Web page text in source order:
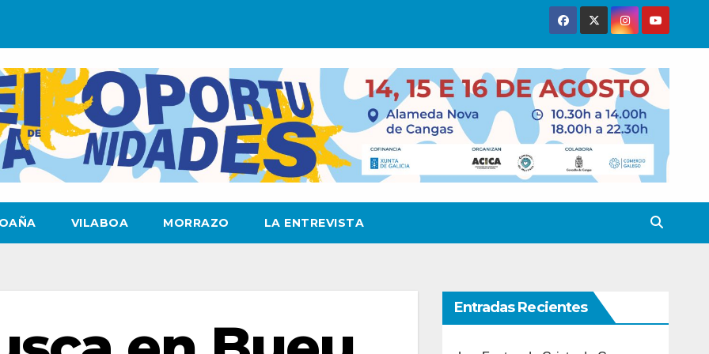
VILABOA MORRAZO LA ENTREVISTA
Entradas Recientes